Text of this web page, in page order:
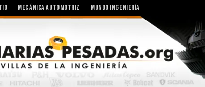
MECÁNICA AUTOMOTRIZ MUNDO INGENIERÍA